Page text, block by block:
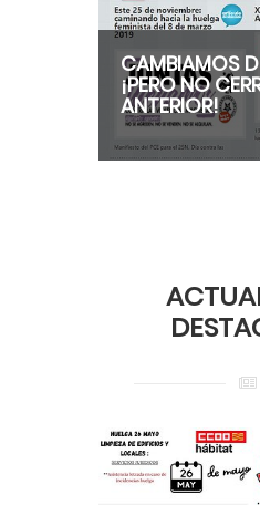
CAMBIAMOS
¡PERO NO
ANTERIOR!